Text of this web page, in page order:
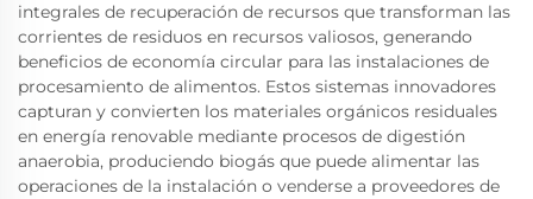
integrales de recuperación de recursos que transforman las
corrientes de residuos en recursos valiosos, generando
beneficios de economía circular para las instalaciones de
procesamiento de alimentos. Estos sistemas innovadores
capturan y convierten los materiales orgánicos residuales
en energía renovable mediante procesos de digestión
anaerobia, produciendo biogás que puede alimentar las
operaciones de la instalación o venderse a proveedores de